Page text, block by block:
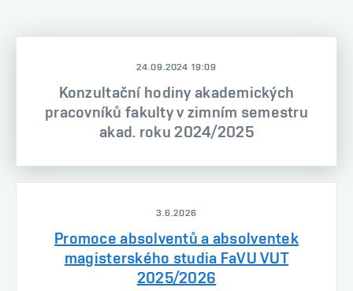
24.09.2024 19:09
Konzultační hodiny akademických
pracovníků fakulty v zimním semestru
akad. roku 2024/2025
3.6.2026
Promoce absolventů a absolventek
magisterského studia FaVU VUT
2025/2026